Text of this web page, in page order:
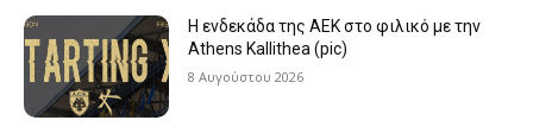
Η ενδεκάδα της ΑΕΚ στο φιλικό με την
Athens Kallithea (pic)
8 Αυγούστου 2026